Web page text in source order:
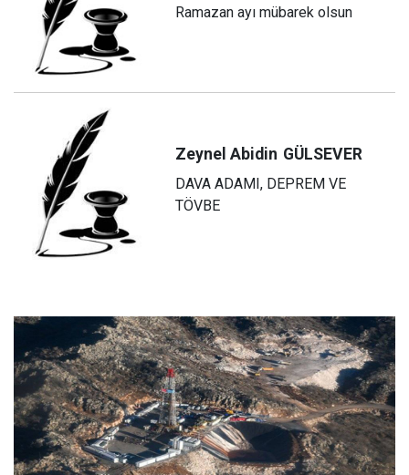
Ramazan ayı mübarek olsun
Zeynel Abidin GÜLSEVER
DAVA ADAMI, DEPREM VE
TÖVBE